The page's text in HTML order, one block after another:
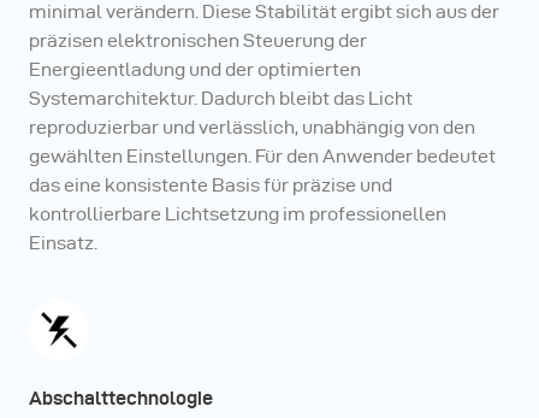
minimal verändern. Diese Stabilität ergibt sich aus der
präzisen elektronischen Steuerung der
Energieentladung und der optimierten
Systemarchitektur. Dadurch bleibt das Licht
reproduzierbar und verlässlich, unabhängig von den
gewählten Einstellungen. Für den Anwender bedeutet
das eine konsistente Basis für präzise und
kontrollierbare Lichtsetzung im professionellen
Einsatz.
Abschalttechnologie